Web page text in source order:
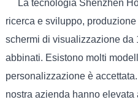
La tecnologia Shenzhen
ricerca e sviluppo,
schermi di visualizzazione da
abbinati. Esistono molti
personalizzazione è
nostra azienda hanno